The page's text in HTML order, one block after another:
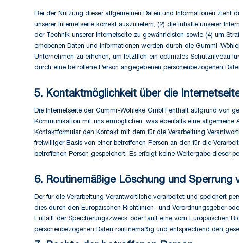
Bei der Nutzung dieser allgemeinen Daten und Informationen zieht
unserer Internetseite korrekt auszuliefern, (2) die Inhalte unserer
der Technik unserer Internetseite zu gewährleisten sowie (4) um
erhobenen Daten und Informationen werden durch die Gummi-
Unternehmen zu erhöhen, um letztlich ein optimales Schutzniveau
durch eine betroffene Person angegebenen personenbezogenen
5. Kontaktmöglichkeit über die
Die Internetseite der Gummi-Wöhleke GmbH enthält aufgrund von
Kommunikation mit uns ermöglichen, was ebenfalls eine allgemeine
Kontaktformular den Kontakt mit dem für die Verarbeitung
freiwilliger Basis von einer betroffenen Person an den für die
betroffenen Person gespeichert. Es erfolgt keine Weitergabe dieser
6. Routinemäßige Löschung und Sperrung
Der für die Verarbeitung Verantwortliche verarbeitet und speichert
dies durch den Europäischen Richtlinien- und Verordnungsgeber
Entfällt der Speicherungszweck oder läuft eine vom Europäischen
personenbezogenen Daten routinemäßig und entsprechend den